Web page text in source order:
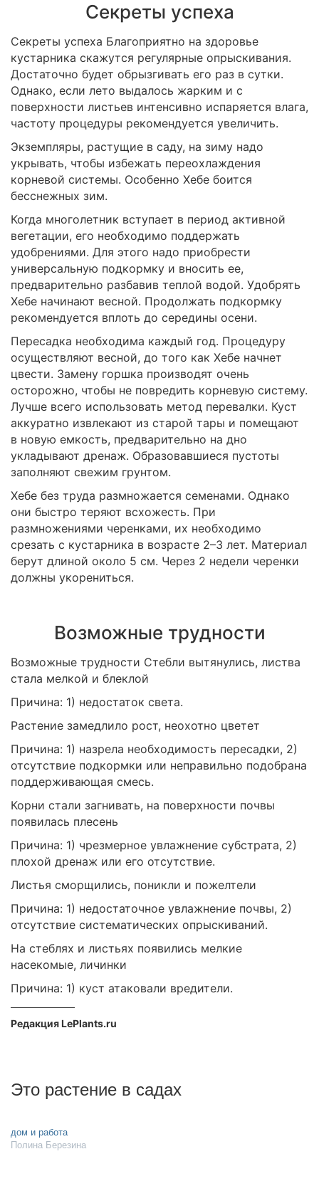
Секреты успеха
Секреты успеха Благоприятно на здоровье
кустарника скажутся регулярные опрыскивания.
Достаточно будет обрызгивать его раз в сутки.
Однако, если лето выдалось жарким и с
поверхности листьев интенсивно испаряется влага,
частоту процедуры рекомендуется увеличить.
Экземпляры, растущие в саду, на зиму надо
укрывать, чтобы избежать переохлаждения
корневой системы. Особенно Хебе боится
бесснежных зим.
Когда многолетник вступает в период активной
вегетации, его необходимо поддержать
удобрениями. Для этого надо приобрести
универсальную подкормку и вносить ее,
предварительно разбавив теплой водой. Удобрять
Хебе начинают весной. Продолжать подкормку
рекомендуется вплоть до середины осени.
Пересадка необходима каждый год. Процедуру
осуществляют весной, до того как Хебе начнет
цвести. Замену горшка производят очень
осторожно, чтобы не повредить корневую систему.
Лучше всего использовать метод перевалки. Куст
аккуратно извлекают из старой тары и помещают
в новую емкость, предварительно на дно
укладывают дренаж. Образовавшиеся пустоты
заполняют свежим грунтом.
Хебе без труда размножается семенами. Однако
они быстро теряют всхожесть. При
размножениями черенками, их необходимо
срезать с кустарника в возрасте 2–3 лет. Материал
берут длиной около 5 см. Через 2 недели черенки
должны укорениться.
Возможные трудности
Возможные трудности Стебли вытянулись, листва
стала мелкой и блеклой
Причина: 1) недостаток света.
Растение замедлило рост, неохотно цветет
Причина: 1) назрела необходимость пересадки, 2)
отсутствие подкормки или неправильно подобрана
поддерживающая смесь.
Корни стали загнивать, на поверхности почвы
появилась плесень
Причина: 1) чрезмерное увлажнение субстрата, 2)
плохой дренаж или его отсутствие.
Листья сморщились, поникли и пожелтели
Причина: 1) недостаточное увлажнение почвы, 2)
отсутствие систематических опрыскиваний.
На стеблях и листьях появились мелкие
насекомые, личинки
Причина: 1) куст атаковали вредители.
Редакция LePlants.ru
Это растение в садах
дом и работа
Полина Березина